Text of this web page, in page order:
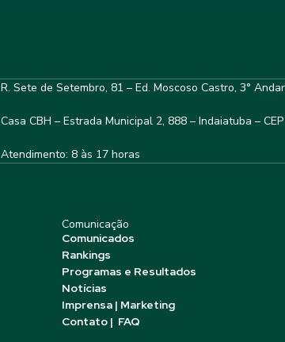
R. Sete de Setembro, 81 – Ed. Moscoso Castro, 3°
Casa CBH – Estrada Municipal 2, 888 – Indaiatuba –
Atendimento: 8 às 17 horas
Comunicação
Comunicados
Rankings
Programas e Resultados
Notícias
Imprensa | Marketing
Contato | FAQ